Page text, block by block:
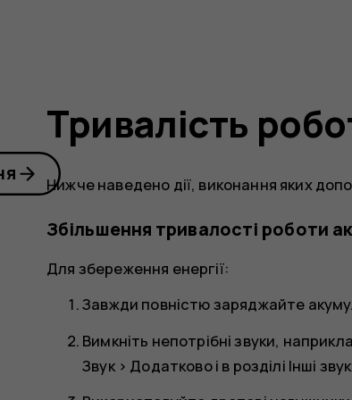
Тривалість
Нижче наведено дії, виконання яких
Збільшення тривалості роботи
Для збереження енергії:
Завжди повністю заряджайте
Вимкніть непотрібні звуки,
Звук> Додатковоі в розділі Інші